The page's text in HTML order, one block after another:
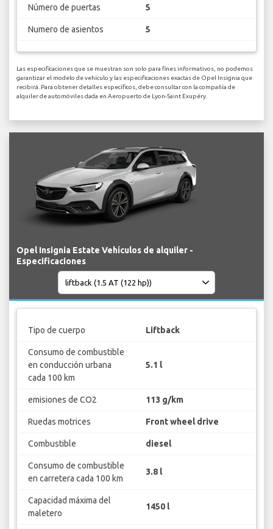
Número de puertas 5
Numero de asientos 5
Las especificaciones que se muestran son solo para fines informativos, no podemos
garantizar el modelo de vehículo y las especificaciones exactas de Opel Insignia que
recibirá. Para obtener detalles específicos, debe consultar con la compañía de
alquiler de automóviles dada en Aeropuerto de Lyon-Saint Exupéry.
Opel Insignia Estate Vehículos de alquiler -
Especificaciones
Tipo de cuerpo Liftback
Consumo de combustible
en conducción urbana
cada 100 km
5.1 l
emisiones de CO2 113 g/km
Ruedas motrices Front wheel drive
Combustible diesel
Consumo de combustible
en carretera cada 100 km
3.8 l
Capacidad máxima del
maletero
1450 l